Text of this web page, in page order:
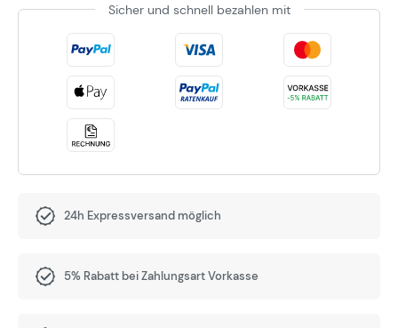
Sicher und schnell bezahlen mit
24h Expressversand möglich
5% Rabatt bei Zahlungsart Vorkasse